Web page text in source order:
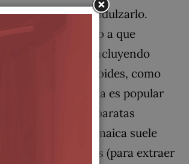
azúcar para endulzarlo.
suave debido a que
orgánicos, incluyendo
glucósidos flavonoides, como
de flor de Jamaica es popular
de las bebidas baratas
de flor de Jamaica suele
los cálices (para extraer